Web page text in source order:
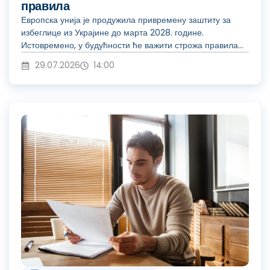
правила
Европска унија је продужила привремену заштиту за
избеглице из Украјине до марта 2028. године.
Истовремено, у будућности ће важити строжа правила...
29.07.2026
14:00